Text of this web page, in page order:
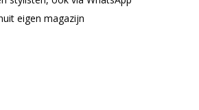
eigen magazijn